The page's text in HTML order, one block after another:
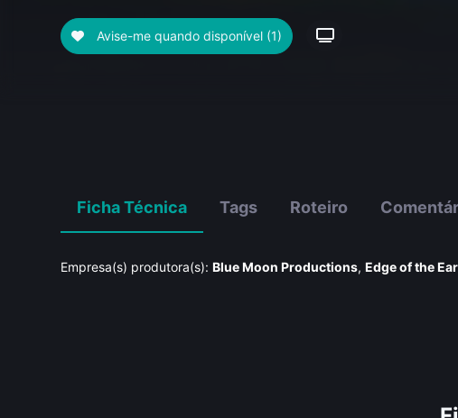
Avise-me quando disponível (1)
Ficha Técnica Tags Roteiro
Empresa(s) produtora(s): Blue Moon Productions,Edge of the